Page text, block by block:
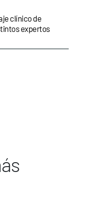
clínico de
expertos